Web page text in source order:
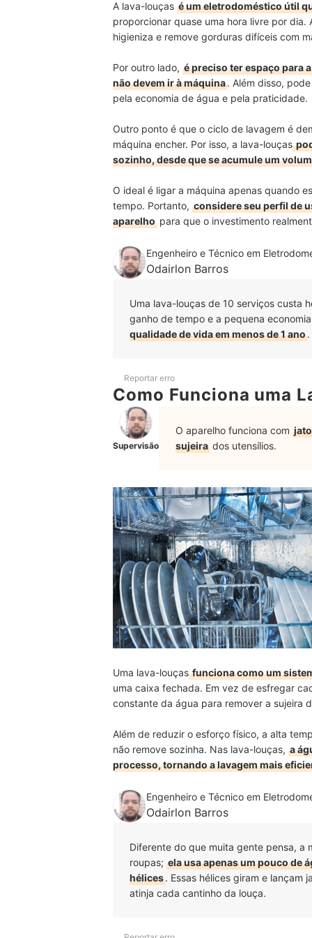
A lava-louças é um eletrodoméstico útil
proporcionar quase uma hora livre por
higieniza e remove gorduras difíceis com
Por outro lado, é preciso ter espaço para
não devem ir à máquina. Além disso,
pela economia de água e pela praticidade.
Outro ponto é que o ciclo de lavagem é
máquina encher. Por isso, a lava-louças
sozinho, desde que se acumule um
O ideal é ligar a máquina apenas quando
tempo. Portanto, considere seu perfil de
aparelho para que o investimento
Engenheiro e Técnico em
Odairlon Barros
Uma lava-louças de 10 serviços custa
ganho de tempo e a pequena
qualidade de vida em menos de 1 ano.
Reportar erro
Como Funciona uma
Supervisão
O aparelho funciona com
sujeira dos utensílios.
Uma lava-louçasfunciona como um
uma caixa fechada. Em vez de esfregar
constante da água para remover a sujeira
Além de reduzir o esforço físico, a alta
não remove sozinha. Nas lava-louças, a
processo, tornando a lavagem mais
Engenheiro e Técnico em
Odairlon Barros
Diferente do que muita gente pensa, a
roupas; ela usa apenas um pouco de
hélices. Essas hélices giram e lançam
atinja cada cantinho da louça.